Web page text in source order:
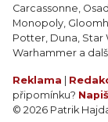
Carcassonne,
Monopoly,
Potter, Duna, Star
Warhammer a
Reklama
připomínku?
© 2026 Patrik